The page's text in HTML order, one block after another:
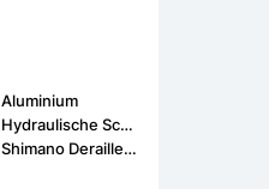
Aluminium
Hydraulische Schijfrem
Shimano Derailleur